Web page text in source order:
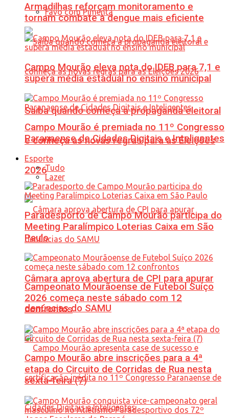
Favo com Pimenta
Saiba quando começa a propaganda eleitoral
e conheça as novas regras para as Eleições
2026
Câmara aprova abertura de CPI para apurar
denúncias do SAMU
Armadilhas reforçam monitoramento e
tornam combate à dengue mais eficiente
Campo Mourão eleva nota do IDEB para 7,1 e
supera média estadual no ensino municipal
Campo Mourão é premiada no 11º Congresso
Paranaense de Cidades Digitais e Inteligentes
Esporte
Tudo
Lazer
Paradesporto de Campo Mourão participa do
Meeting Paralímpico Loterias Caixa em São
Paulo
Campeonato Mourãoense de Futebol Suíço
2026 começa neste sábado com 12
confrontos
Campo Mourão abre inscrições para a 4ª
etapa do Circuito de Corridas de Rua nesta
sexta-feira (7)